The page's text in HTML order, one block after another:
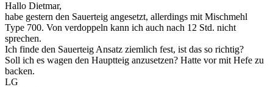
Hallo Dietmar,
habe gestern den Sauerteig angesetzt, allerdings mit Mischmehl
Type 700. Von verdoppeln kann ich auch nach 12 Std. nicht
sprechen.
Ich finde den Sauerteig Ansatz ziemlich fest, ist das so richtig?
Soll ich es wagen den Hauptteig anzusetzen? Hatte vor mit Hefe zu
backen.
LG